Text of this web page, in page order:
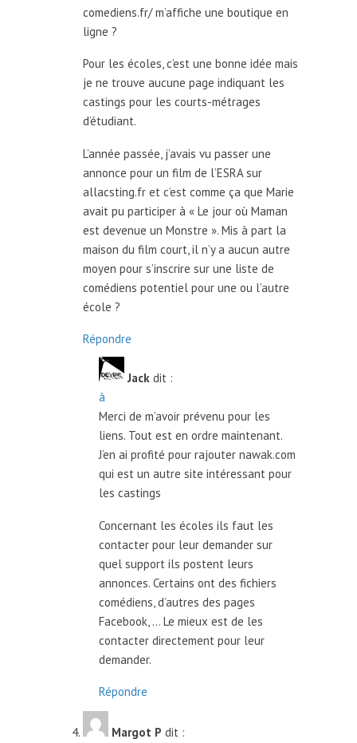
comediens.fr/ m’affiche une boutique en
ligne ?
Pour les écoles, c’est une bonne idée mais
je ne trouve aucune page indiquant les
castings pour les courts-métrages
d’étudiant.
L’année passée, j’avais vu passer une
annonce pour un film de l’ESRA sur
allacsting.fr et c’est comme ça que Marie
avait pu participer à « Le jour où Maman
est devenue un Monstre ». Mis à part la
maison du film court, il n’y a aucun autre
moyen pour s’inscrire sur une liste de
comédiens potentiel pour une ou l’autre
école ?
Répondre
Jack dit :
à
Merci de m’avoir prévenu pour les
liens. Tout est en ordre maintenant.
J’en ai profité pour rajouter nawak.com
qui est un autre site intéressant pour
les castings
Concernant les écoles ils faut les
contacter pour leur demander sur
quel support ils postent leurs
annonces. Certains ont des fichiers
comédiens, d’autres des pages
Facebook, … Le mieux est de les
contacter directement pour leur
demander.
Répondre
Margot P dit :